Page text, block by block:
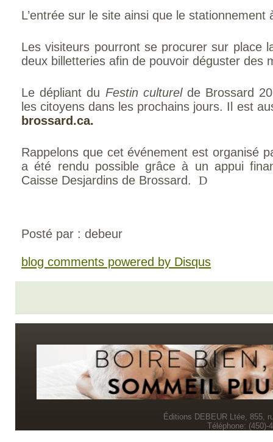
L’entrée sur le site ainsi que le
Les visiteurs pourront se procurer sur place
deux billetteries afin de pouvoir déguster des
Le dépliant du Festin culturelde Brossard
les citoyens dans les prochains jours. Il est
brossard.ca.
Rappelons que cet événement est organisé
a été rendu possible grâce à un appui
Caisse Desjardins de Brossard. D
Posté par : debeur
blog comments powered by Disqus
Éditions DEBEUR Ltée, 855,
Téléphone: (450)-